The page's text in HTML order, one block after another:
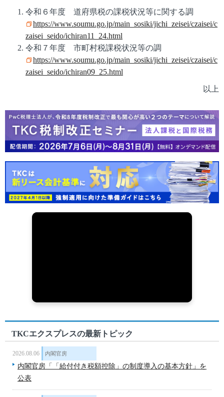
令和６年度 道府県税の課税状況等に関する調
https://www.soumu.go.jp/main_sosiki/jichi_zeisei/czaisei/c
zaisei_seido/ichiran11_24.html
令和７年度 市町村税課税状況等の調
https://www.soumu.go.jp/main_sosiki/jichi_zeisei/czaisei/c
zaisei_seido/ichiran09_25.html
以上
TKCエクスプレスの最新トピック
2026.08.06 内閣官房
内閣官房「「給付付き税額控除」の制度導入の基本方針」を
公表